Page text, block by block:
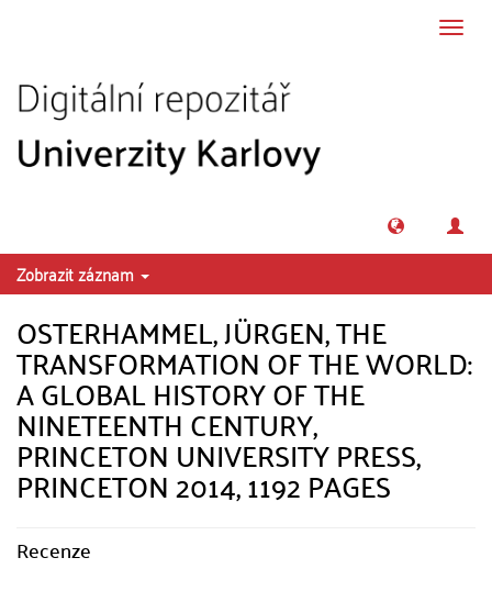
Zobrazit záznam
OSTERHAMMEL, JÜRGEN, THE
TRANSFORMATION OF THE WORLD:
A GLOBAL HISTORY OF THE
NINETEENTH CENTURY,
PRINCETON UNIVERSITY PRESS,
PRINCETON 2014, 1192 PAGES
Recenze